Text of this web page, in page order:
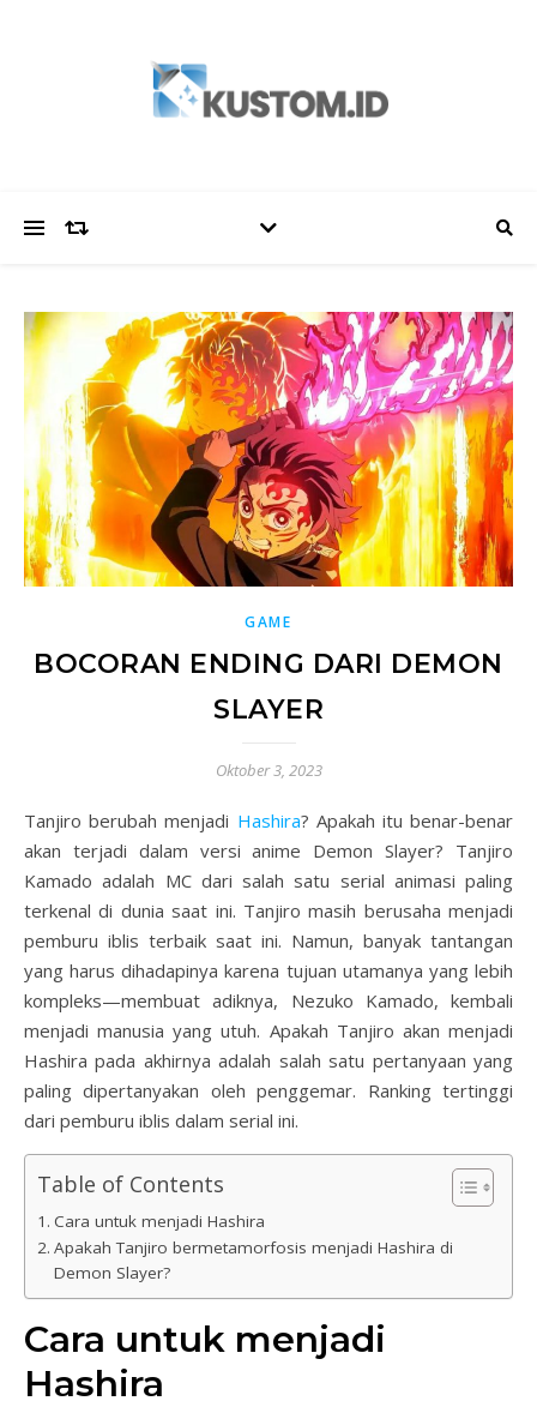
GAME
BOCORAN ENDING DARI DEMON
SLAYER
Oktober 3, 2023
Tanjiro berubah menjadi Hashira? Apakah itu benar-benar
akan terjadi dalam versi anime Demon Slayer? Tanjiro
Kamado adalah MC dari salah satu serial animasi paling
terkenal di dunia saat ini. Tanjiro masih berusaha menjadi
pemburu iblis terbaik saat ini. Namun, banyak tantangan
yang harus dihadapinya karena tujuan utamanya yang lebih
kompleks—membuat adiknya, Nezuko Kamado, kembali
menjadi manusia yang utuh. Apakah Tanjiro akan menjadi
Hashira pada akhirnya adalah salah satu pertanyaan yang
paling dipertanyakan oleh penggemar. Ranking tertinggi
dari pemburu iblis dalam serial ini.
Table of Contents
Cara untuk menjadi Hashira
Apakah Tanjiro bermetamorfosis menjadi Hashira di
Demon Slayer?
Cara untuk menjadi
Hashira